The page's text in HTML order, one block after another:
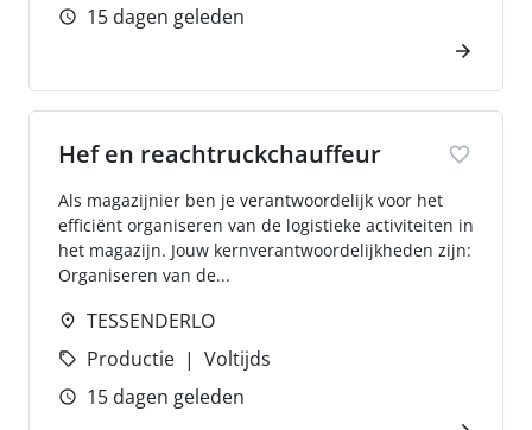
15 dagen geleden
Hef en reachtruckchauffeur
Als magazijnier ben je verantwoordelijk voor het
efficiënt organiseren van de logistieke activiteiten in
het magazijn. Jouw kernverantwoordelijkheden zijn:
Organiseren van de...
TESSENDERLO
Productie
Voltijds
15 dagen geleden